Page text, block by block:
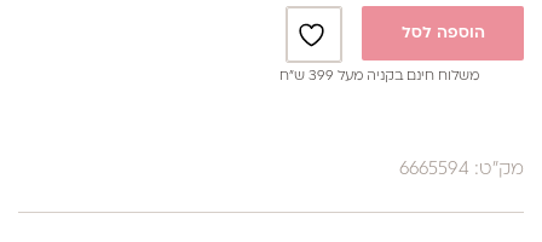
הוספה לסל
משלוח חינם בקניה מעל 399 ש”ח
מק"ט: 6665594